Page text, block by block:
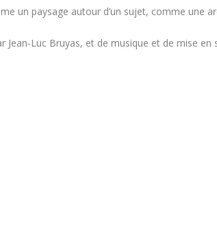
un paysage autour d’un sujet, comme une
Luc Bruyas, et de musique et de mise en